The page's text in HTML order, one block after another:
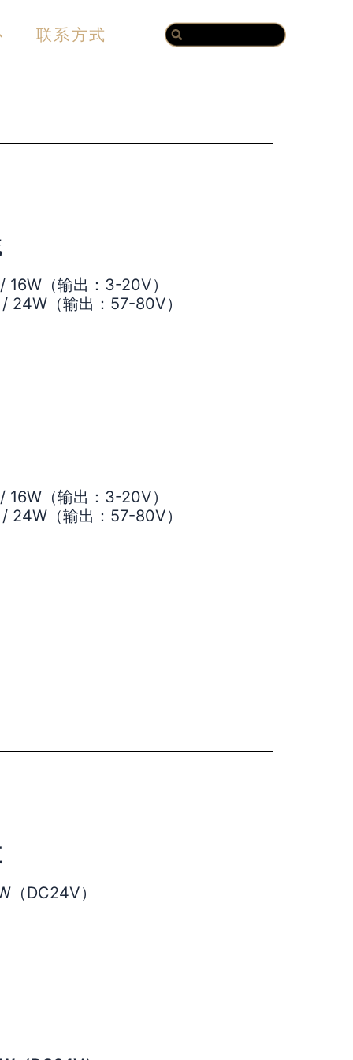
联系方式 Search
（输出：3-20V）
（输出：57-80V）
（输出：3-20V）
（输出：57-80V）
DC24V）